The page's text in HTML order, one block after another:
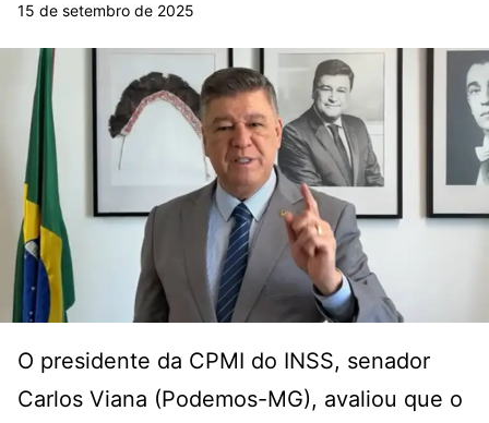
15 de setembro de 2025
O presidente da CPMI do INSS, senador
Carlos Viana (Podemos-MG), avaliou que o